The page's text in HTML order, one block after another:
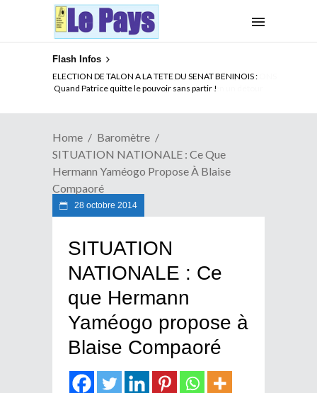
Flash Infos
ELECTION DE TALON A LA TETE DU SENAT BENINOIS :
Quand Patrice quitte le pouvoir sans partir !
Home
Baromètre
SITUATION NATIONALE : Ce Que
Hermann Yaméogo Propose À Blaise
Compaoré
28 octobre 2014
SITUATION
NATIONALE : Ce
que Hermann
Yaméogo propose à
Blaise Compaoré